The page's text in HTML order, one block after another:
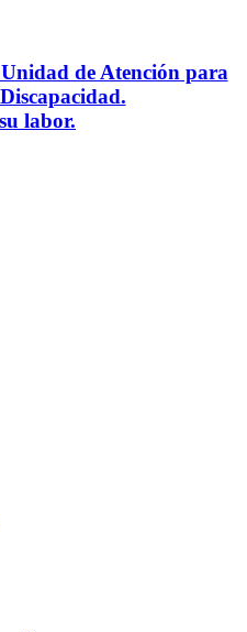
de Atención para
labor.